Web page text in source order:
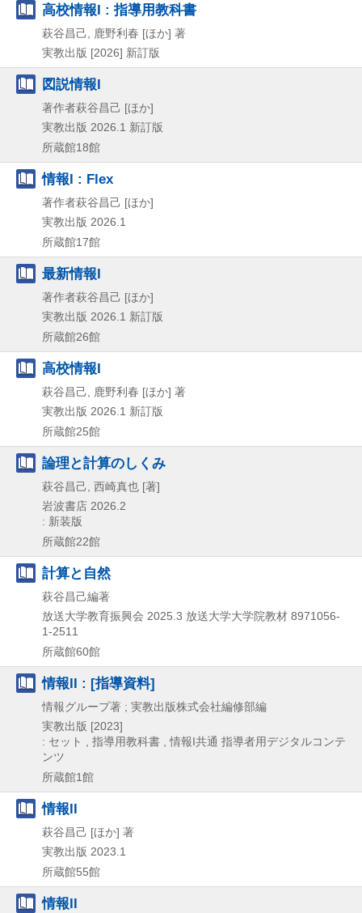
高校情報I : 指導用教科書
萩谷昌己, 鹿野利春 [ほか] 著
実教出版 [2026] 新訂版
図説情報I
著作者萩谷昌己 [ほか]
実教出版 2026.1 新訂版
所蔵館18館
情報I : Flex
著作者萩谷昌己 [ほか]
実教出版 2026.1
所蔵館17館
最新情報I
著作者萩谷昌己 [ほか]
実教出版 2026.1 新訂版
所蔵館26館
高校情報I
萩谷昌己, 鹿野利春 [ほか] 著
実教出版 2026.1 新訂版
所蔵館25館
論理と計算のしくみ
萩谷昌己, 西崎真也 [著]
岩波書店 2026.2
: 新装版
所蔵館22館
計算と自然
萩谷昌己編著
放送大学教育振興会 2025.3 放送大学大学院教材 8971056-
1-2511
所蔵館60館
情報II : [指導資料]
情報グループ著 ; 実教出版株式会社編修部編
実教出版 [2023]
: セット , 指導用教科書 , 情報I共通 指導者用デジタルコンテ
ンツ
所蔵館1館
情報II
萩谷昌己 [ほか] 著
実教出版 2023.1
所蔵館55館
情報II